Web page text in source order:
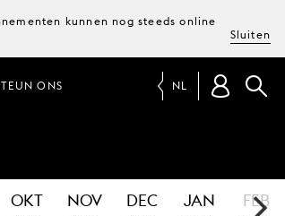
kunnen nog steeds online
Sluiten
ONS NL
OKT NOV DEC JAN FEB